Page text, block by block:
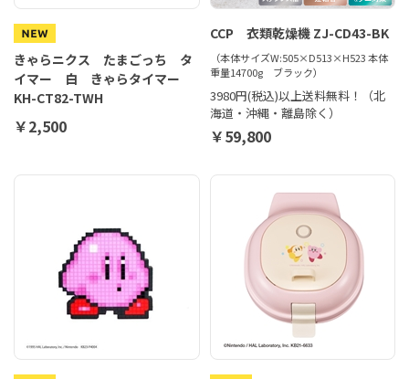
きゃらニクス たまごっち タ
イマー 白 きゃらタイマー
KH-CT82-TWH
￥2,500
CCP 衣類乾燥機 ZJ-CD43-BK
（本体サイズW:505×D513×H523 本体
重量14700g ブラック）
3980円(税込)以上送料無料！（北
海道・沖縄・離島除く）
￥59,800